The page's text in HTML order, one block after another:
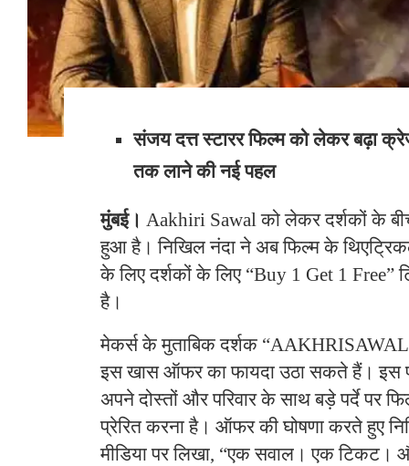
संजय दत्त स्टारर फिल्म को लेकर बढ़ा
तक लाने की नई पहल
मुंबई। Aakhiri Sawal को लेकर दर्शकों के
हुआ है। निखिल नंदा ने अब फिल्म के
के लिए दर्शकों के लिए “Buy 1 Get 1 Free”
है।
मेकर्स के मुताबिक दर्शक
इस खास ऑफर का फायदा उठा सकते हैं। इस
अपने दोस्तों और परिवार के साथ बड़े पर्दे पर
प्रेरित करना है। ऑफर की घोषणा करते हुए
मीडिया पर लिखा, “एक सवाल। एक टिकट।